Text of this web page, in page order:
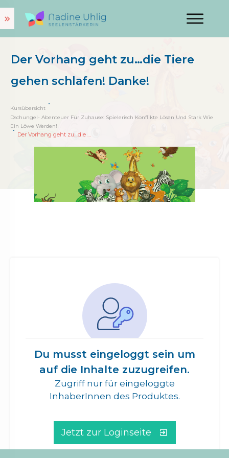
Der Vorhang geht zu…die Tiere
gehen schlafen! Danke!
Kursübersicht
Dschungel- Abenteuer Für Zuhause: Spielerisch Konflikte Lösen Und Stark Wie
Ein Löwe Werden!
Der Vorhang geht zu…die Tiere gehen schlafen! Danke!
Du musst eingeloggt sein um
auf die Inhalte zuzugreifen.
Zugriff nur für eingeloggte
InhaberInnen des Produktes.
Jetzt zur Loginseite